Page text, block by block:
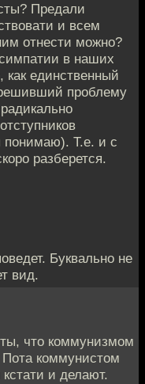
Предали
и всем
отнести можно?
в наших
единственный
проблему
понимаю). Т.е. и с
разберется.
Буквально не
вид.
что коммунизмом
коммунистом
и делают.